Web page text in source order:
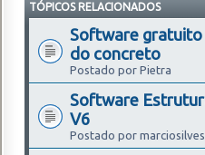
TÓPICOS RELACIONADOS
Software
do concreto
Postado por Pietra
Software
V6
Postado por